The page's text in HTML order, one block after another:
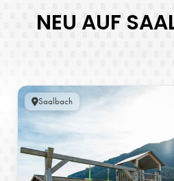
NEU AUF
Saalbach